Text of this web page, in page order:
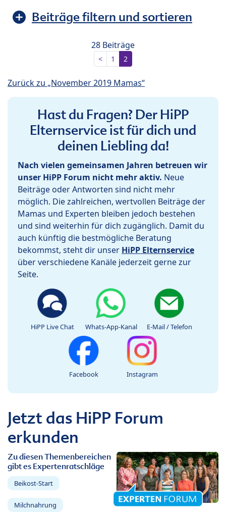
Beiträge filtern und sortieren
28 Beiträge
< 1 2
Zurück zu „November 2019 Mamas“
Hast du Fragen? Der HiPP
Elternservice ist für dich und
deinen Liebling da!
Nach vielen gemeinsamen Jahren betreuen wir
unser HiPP Forum nicht mehr aktiv. Neue
Beiträge oder Antworten sind nicht mehr
möglich. Die zahlreichen, wertvollen Beiträge der
Mamas und Experten bleiben jedoch bestehen
und sind weiterhin für dich zugänglich. Damit du
auch künftig die bestmögliche Beratung
bekommst, steht dir unser HiPP Elternservice
über verschiedene Kanäle jederzeit gerne zur
Seite.
HiPP Live Chat Whats-App-Kanal E-Mail / Telefon
Facebook Instagram
Jetzt das HiPP Forum
erkunden
Zu diesen Themenbereichen
gibt es Expertenratschläge
Beikost-Start
Milchnahrung